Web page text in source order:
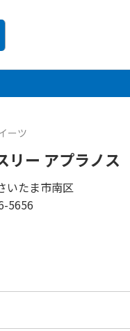
ーツ
リー アプラノス
いたま市南区
5656